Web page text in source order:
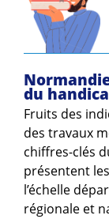
du
Fruits des
des travaux
chiffres-clés
présentent
l’échelle
régionale et